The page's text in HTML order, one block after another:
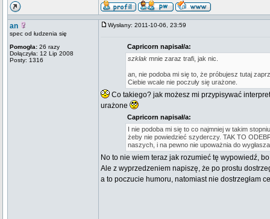
an
spec od łudzenia się
Pomogła: 26 razy
Dołączyła: 12 Lip 2008
Posty: 1316
Wysłany: 2011-10-06, 23:59
Capricorn napisał/a:
szklak mnie zaraz trafi, jak nic.
an, nie podoba mi się to, że próbujesz tutaj
Ciebie wcale nie poczuły się urażone.
Co takiego? jak możesz mi przypisywać
urażone
Capricorn napisał/a:
I nie podoba mi się to co najmniej w takim
żeby nie powiedzieć szyderczy. TAK TO
naszych, i na pewno nie upoważnia do
No to nie wiem teraz jak rozumieć tę wypowiedź,
Ale z wyprzedzeniem napiszę, że po prostu
a to poczucie humoru, natomiast nie dostrzegłam